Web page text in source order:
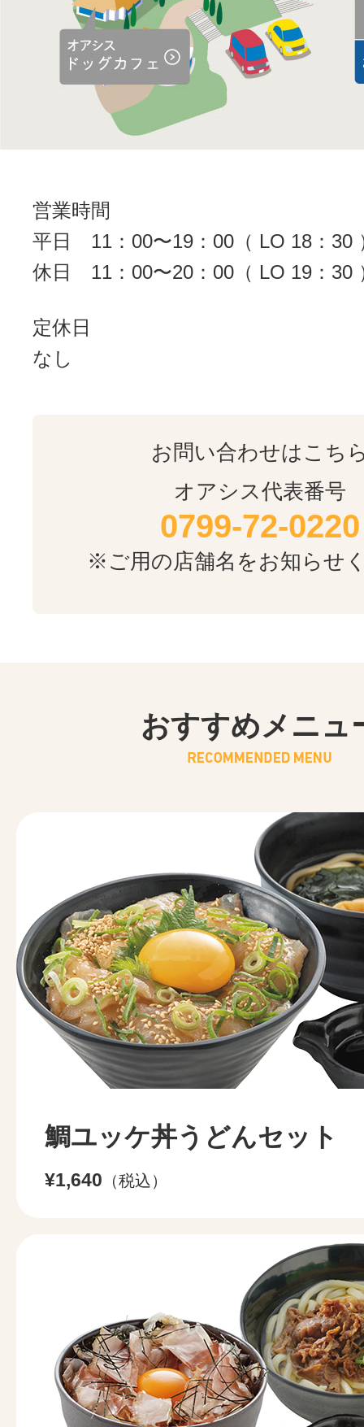
営業時間
平日
11：00〜19：00（ LO 18：30
休日
11：00〜20：00（ LO 19：30
定休日
なし
お問い合わせはこち
オアシス代表番号
0799-72-0220
※ご用の店舗名をお知らせ
おすすめメニュ
鯛ユッケ丼うどんセット
¥1,640 （税込）